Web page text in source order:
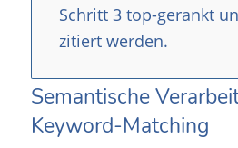
Schritt 3 top-gerankt
zitiert werden.
Semantische
Keyword-Matching